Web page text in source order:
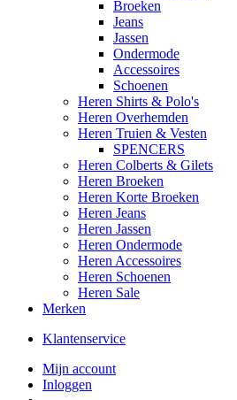
Broeken
Jeans
Jassen
Ondermode
Accessoires
Schoenen
Heren Shirts & Polo's
Heren Overhemden
Heren Truien & Vesten
SPENCERS
Heren Colberts & Gilets
Heren Broeken
Heren Korte Broeken
Heren Jeans
Heren Jassen
Heren Ondermode
Heren Accessoires
Heren Schoenen
Heren Sale
Merken
Klantenservice
Mijn account
Inloggen